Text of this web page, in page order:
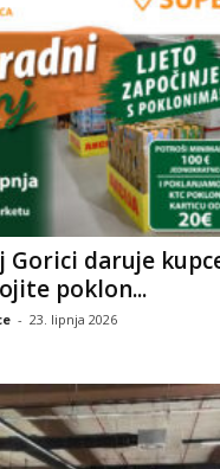
Gorici daruje
poklon...
- 23. lipnja 2026